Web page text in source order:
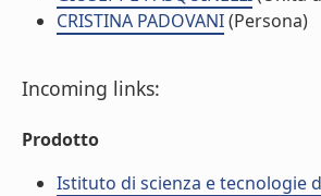
CRISTINA PADOVANI(Persona)
Incoming links:
Prodotto
Istituto di scienza e tecnologie